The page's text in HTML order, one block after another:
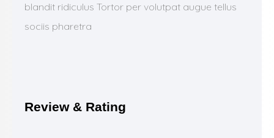
blandit ridiculus Tortor per volutpat augue tellus
sociis pharetra
Review & Rating